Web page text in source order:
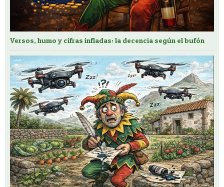
Versos, humo y cifras infladas: la decencia según el bufón